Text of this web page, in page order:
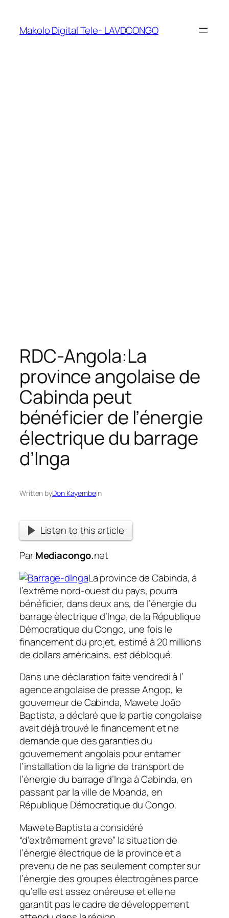
Makolo Digital Tele- LAVDCONGO
RDC-Angola:La
province angolaise de
Cabinda peut
bénéficier de l’énergie
électrique du barrage
d’Inga
Written byDon Kayembein
Listen to this article
ParMediacongo.net
La province de Cabinda, à
l’extrême nord-ouest du pays, pourra
bénéficier, dans deux ans, de l’énergie du
barrage èlectrique d’Inga, de la République
Démocratique du Congo, une fois le
financement du projet, estimé à 20 millions
de dollars américains, est débloqué.
Dans une déclaration faite vendredi à l’
agence angolaise de presse Angop, le
gouverneur de Cabinda, Mawete João
Baptista, a déclaré que la partie congolaise
avait déjà trouvé le financement et ne
demande que des garanties du
gouvernement angolais pour entamer
l’installation de la ligne de transport de
l’énergie du barrage d’Inga à Cabinda, en
passant par la ville de Moanda, en
République Démocratique du Congo.
Mawete Baptista a considéré
“d’extrêmement grave” la situation de
l’énergie électrique de la province et a
prevenu de ne pas seulement compter sur
l’énergie des groupes électrogènes parce
qu’elle est assez onéreuse et elle ne
garantit pas le cadre de développement